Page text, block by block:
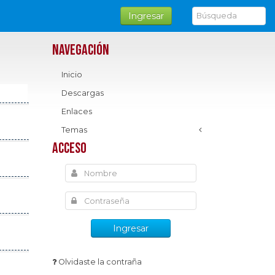
Ingresar
Navegación
Inicio
Descargas
Enlaces
Temas
Acceso
Ingresar
Olvidaste la contraña